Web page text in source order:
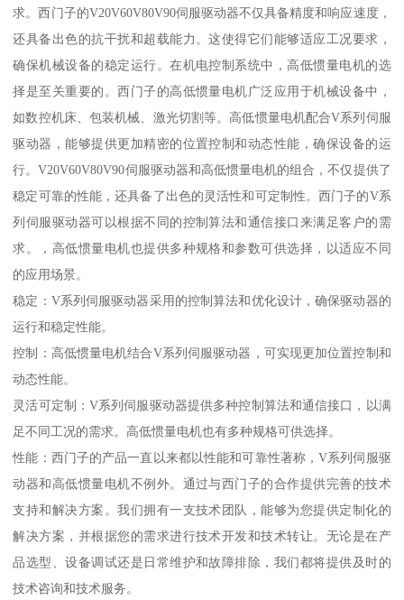
求。西门子的V20V60V80V90伺服驱动器不仅具备精度和响应速度，
还具备出色的抗干扰和超载能力。这使得它们能够适应工况要求，
确保机械设备的稳定运行。在机电控制系统中，高低惯量电机的选
择是至关重要的。西门子的高低惯量电机广泛应用于机械设备中，
如数控机床、包装机械、激光切割等。高低惯量电机配合V系列伺服
驱动器，能够提供更加精密的位置控制和动态性能，确保设备的运
行。V20V60V80V90伺服驱动器和高低惯量电机的组合，不仅提供了
稳定可靠的性能，还具备了出色的灵活性和可定制性。西门子的V系
列伺服驱动器可以根据不同的控制算法和通信接口来满足客户的需
求。，高低惯量电机也提供多种规格和参数可供选择，以适应不同
的应用场景。
稳定：V系列伺服驱动器采用的控制算法和优化设计，确保驱动器的
运行和稳定性能。
控制：高低惯量电机结合V系列伺服驱动器，可实现更加位置控制和
动态性能。
灵活可定制：V系列伺服驱动器提供多种控制算法和通信接口，以满
足不同工况的需求。高低惯量电机也有多种规格可供选择。
性能：西门子的产品一直以来都以性能和可靠性著称，V系列伺服驱
动器和高低惯量电机不例外。通过与西门子的合作提供完善的技术
支持和解决方案。我们拥有一支技术团队，能够为您提供定制化的
解决方案，并根据您的需求进行技术开发和技术转让。无论是在产
品选型、设备调试还是日常维护和故障排除，我们都将提供及时的
技术咨询和技术服务。